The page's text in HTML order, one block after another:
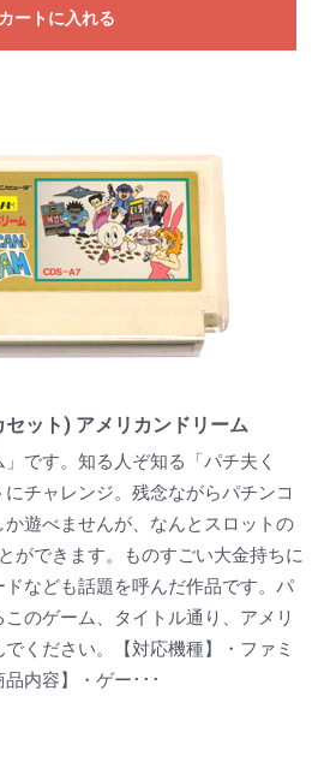
カートに入れる
ット) アメリカンドリーム
」です。知る人ぞ知る「パチ夫く
チャレンジ。残念ながらパチンコ
遊べませんが、なんとスロットの
ができます。ものすごい大金持ちに
なども話題を呼んだ作品です。パ
のゲーム、タイトル通り、アメリ
ください。【対応機種】・ファミ
内容】・ゲー･･･